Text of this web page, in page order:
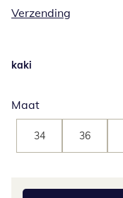
Verzending
kaki
Maat
34 36